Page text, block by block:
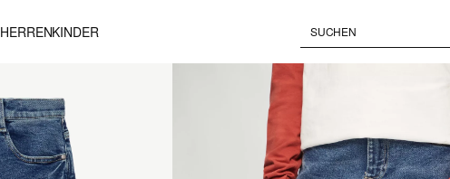
HERRENKINDER